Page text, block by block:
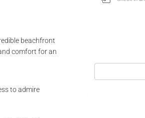
beachfront
comfort for an
to admire